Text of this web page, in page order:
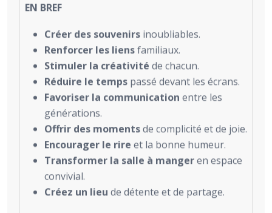
EN BREF
Créer des souvenirs inoubliables.
Renforcer les liensfamiliaux.
Stimuler la créativité de chacun.
Réduire le temps passé devant les écrans.
Favoriser la communication entre les
générations.
Offrir des momentsde complicité et de joie.
Encourager le rire et la bonne humeur.
Transformer la salle à mangeren espace
convivial.
Créez un lieu de détente et de partage.